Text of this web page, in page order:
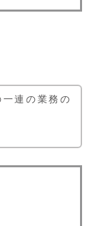
連の業務の